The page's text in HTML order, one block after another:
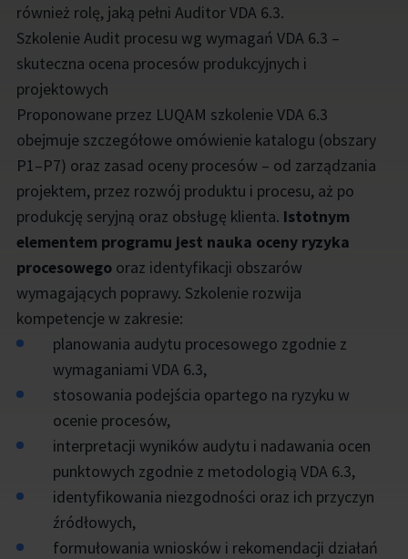
również rolę, jaką pełni Auditor VDA 6.3.
Szkolenie Audit procesu wg wymagań VDA 6.3 –
skuteczna ocena procesów produkcyjnych i
projektowych
Proponowane przez LUQAM szkolenie VDA 6.3
obejmuje szczegółowe omówienie katalogu (obszary
P1–P7) oraz zasad oceny procesów – od zarządzania
projektem, przez rozwój produktu i procesu, aż po
produkcję seryjną oraz obsługę klienta. Istotnym
elementem programu jest nauka oceny ryzyka
procesowegooraz identyfikacji obszarów
wymagających poprawy. Szkolenie rozwija
kompetencje w zakresie:
planowania audytu procesowego zgodnie z
wymaganiami VDA 6.3,
stosowania podejścia opartego na ryzyku w
ocenie procesów,
interpretacji wyników audytu i nadawania ocen
punktowych zgodnie z metodologią VDA 6.3,
identyfikowania niezgodności oraz ich przyczyn
źródłowych,
formułowania wniosków i rekomendacji działań